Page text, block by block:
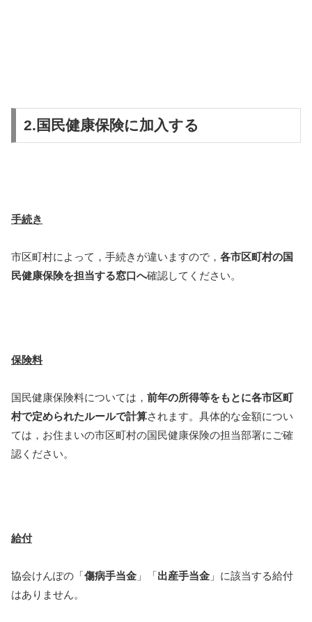
2.国民健康保険に加入する
手続き
市区町村によって，手続きが違いますので， 各市区町村の国
民健康保険を担当する窓口へ確認してください。
保険料
国民健康保険料については， 前年の所得等をもとに各市区町
村で定められたルールで計算されます。具体的な金額につい
ては，お住まいの市区町村の国民健康保険の担当部署にご確
認ください。
給付
協会けんぽの「傷病手当金 」「出産手当金 」に該当する給付
はありません。